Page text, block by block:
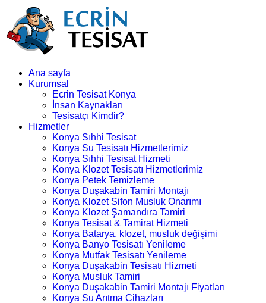
Ana sayfa
Kurumsal
Ecrin Tesisat Konya
İnsan Kaynakları
Tesisatçı Kimdir?
Hizmetler
Konya Sıhhi Tesisat
Konya Su Tesisatı Hizmetlerimiz
Konya Sıhhi Tesisat Hizmeti
Konya Klozet Tesisatı Hizmetlerimiz
Konya Petek Temizleme
Konya Duşakabin Tamiri Montajı
Konya Klozet Sifon Musluk Onarımı
Konya Klozet Şamandıra Tamiri
Konya Tesisat & Tamirat Hizmeti
Konya Batarya, klozet, musluk değişimi
Konya Banyo Tesisatı Yenileme
Konya Mutfak Tesisatı Yenileme
Konya Duşakabin Tesisatı Hizmeti
Konya Musluk Tamiri
Konya Duşakabin Tamiri Montajı Fiyatları
Konya Su Arıtma Cihazları